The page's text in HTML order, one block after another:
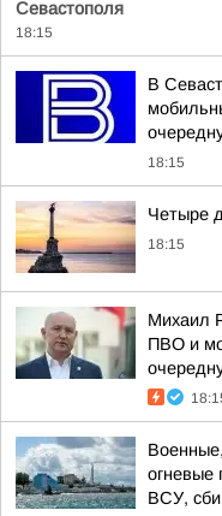
Севастополя
18:15
В
18:15
Четыре
18:15
Михаил
ПВО и
огневые
ВСУ,